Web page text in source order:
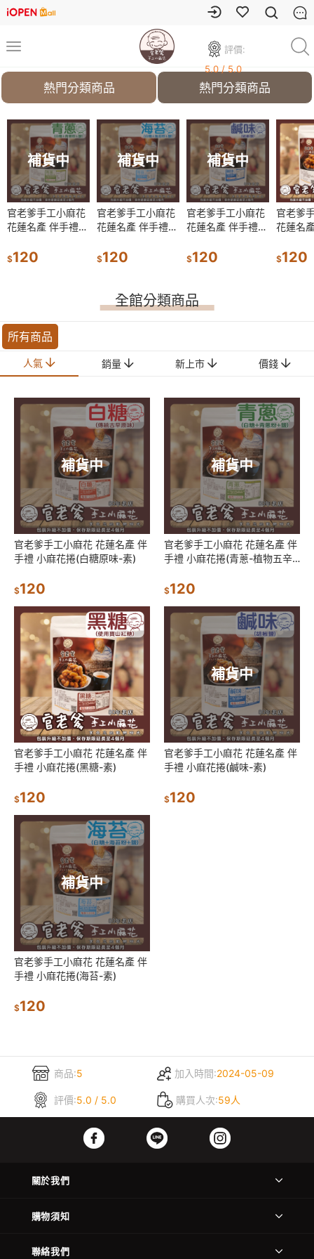
評價:
5.0 / 5.0
熱門分類商品 熱門分類商品
補貨中
官老爹手工小麻花
花蓮名產 伴手禮
物五辛素)
$120
補貨中
官老爹手工小麻花
花蓮名產 伴手禮
$120
補貨中
官老爹手工小麻花
花蓮名產 伴手禮
$120
官老爹
花蓮名
$120
中
小麻花
伴手禮
補貨中
官老爹手工小麻花
花蓮名產 伴手禮
補貨中
官老爹手工小麻花
花蓮名產 伴手禮
官老爹手工小麻花
花蓮名產 伴手禮
全館分類商品
所有商品
人氣 銷量 新上市 價錢
補貨中
官老爹手工小麻花 花蓮名產 伴
手禮 小麻花捲(白糖原味-素)
$120
補貨中
官老爹手工小麻花 花蓮名產 伴
手禮 小麻花捲(青蔥-植物五辛
$120
官老爹手工小麻花 花蓮名產 伴
手禮 小麻花捲(黑糖-素)
$120
補貨中
官老爹手工小麻花 花蓮名產 伴
手禮 小麻花捲(鹹味-素)
$120
補貨中
官老爹手工小麻花 花蓮名產 伴
手禮 小麻花捲(海苔-素)
$120
商品:5 加入時間:2024-05-09
評價:5.0 / 5.0 購買人次:59人
關於我們
購物須知
聯絡我們